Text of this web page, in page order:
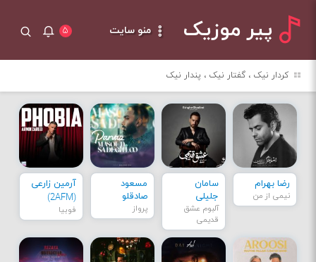
پیر موزیک منو سایت ۵
کردار نیک ، گفتار نیک ، پندار نیک
رضا بهرام
نیمی از من
سامان
جلیلی
آلبوم عشق
قدیمی
مسعود
صادقلو
پرواز
آرمین زارعی
(2AFM)
فوبیا